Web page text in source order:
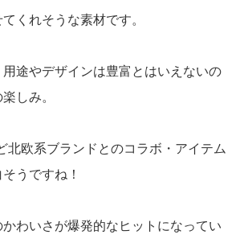
くれそうな素材です。
途やデザインは豊富とはいえないの
しみ。
北欧系ブランドとのコラボ・アイテム
うですね！
わいさが爆発的なヒットになってい